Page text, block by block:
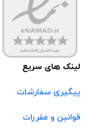
لینک های سریع
پیگیری سفارشات
قوانین و مقررات